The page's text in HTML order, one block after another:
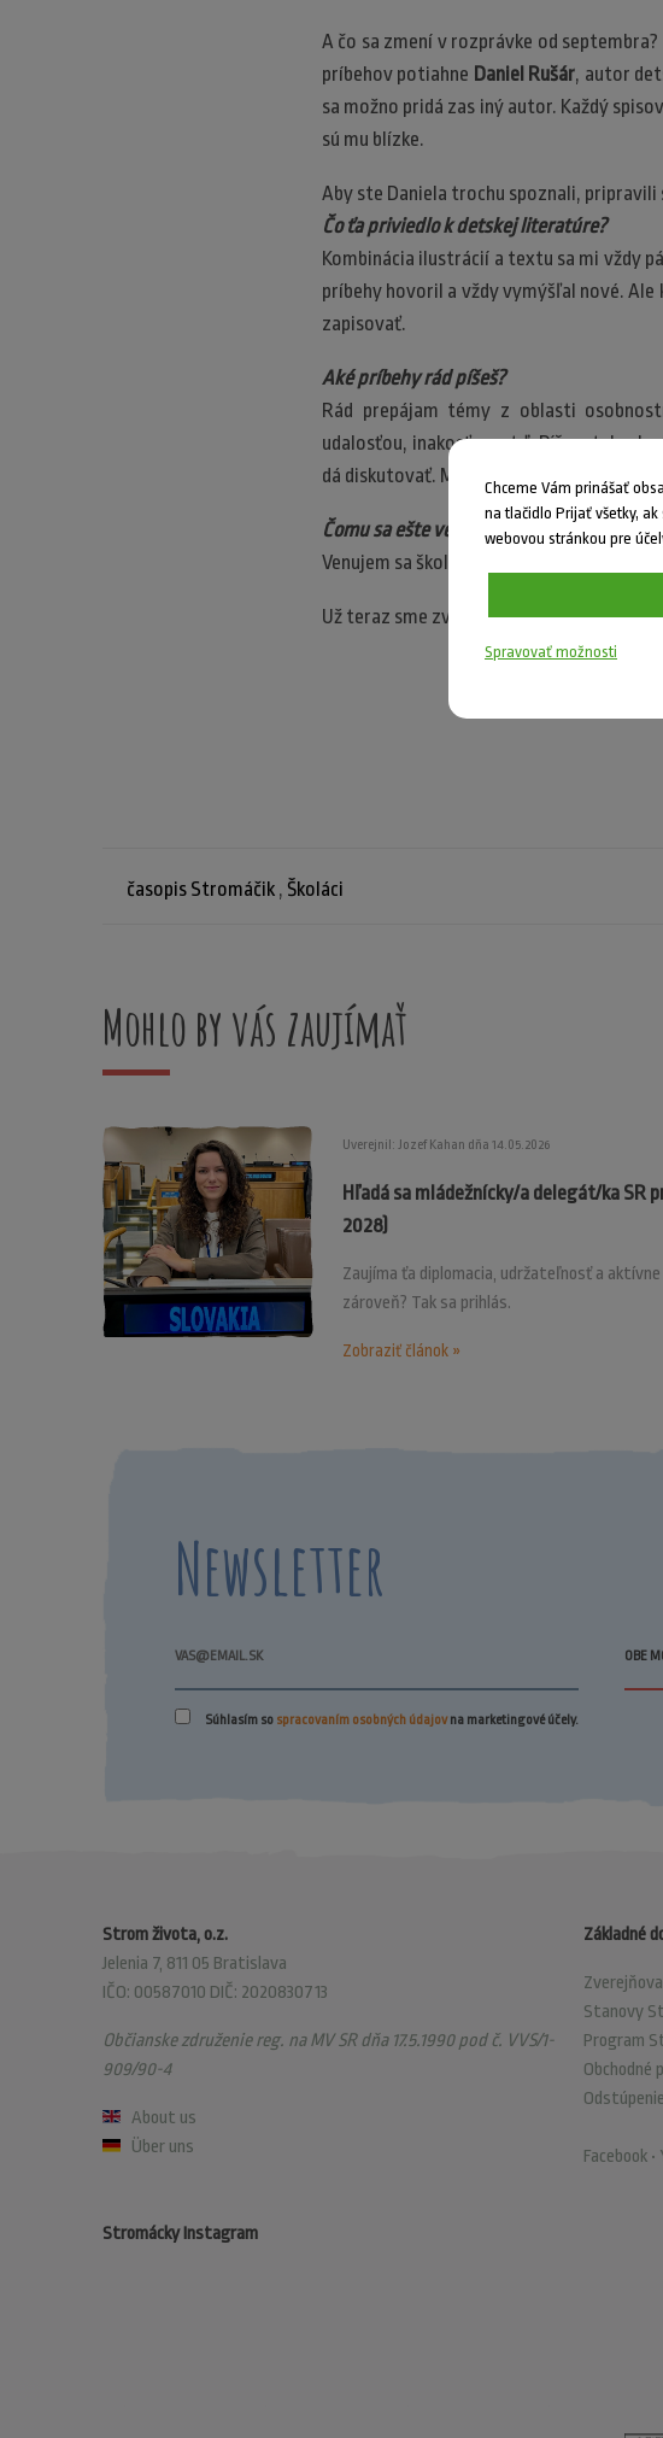
A čo sa zmení v rozprávke od
príbehov potiahne Daniel Rušár, autor
sa možno pridá zas iný autor. Každý
sú mu blízke.
Aby ste Daniela trochu spoznali, pripravili
Čo ťa priviedlo k detskej literatúre?
Kombinácia ilustrácií a textu sa mi vždy
príbehy hovoril a vždy vymýšľal nové. Ale
zapisovať.
Aké príbehy rád píšeš?
Rád prepájam témy z oblasti
udalosťou, inakosťou, atď. Píšem tak,
dá diskutovať. Myslím, že takéto
Čomu sa ešte venuješ?
Venujem sa školeniam sociálnych
Už teraz sme zvedaví, aké príbehy
časopis Stromáčik, Školáci
Mohlo by vás zaujímať
Uverejnil: Jozef Kahan dňa 14.05.2026
Hľadá sa mládežnícky/a delegát/ka SR
2028)
Zaujíma ťa diplomacia, udržateľnosť a
zároveň? Tak sa prihlás.
Zobraziť článok »
Newsletter
Súhlasím so spracovaním osobných údajovna marketingové účely.
Strom života, o.z.
Jelenia 7, 811 05 Bratislava
IČO: 00587010 DIČ: 2020830713
Občianske združenie reg. na MV SR dňa 17.5.1990 pod č. VVS/1-
909/90-4
About us
Über uns
Základné
Stanovy
Program
Obchodné
Facebook •
Stromácky Instagram
Chceme Vám prinášať
na tlačidlo Prijať všetky,
webovou stránkou pre
Spravovať možnosti